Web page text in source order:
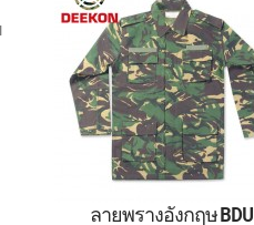
ลายพรางอังกฤษ BDU